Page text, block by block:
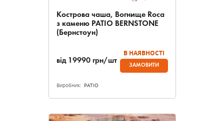
Кострова чаша, Вогнище Roca
з каменю PATIO BERNSTONE
(Бернстоун)
від 19990 грн/шт
В НАЯВНОСТІ
ЗАМОВИТИ
Виробник: PATIO